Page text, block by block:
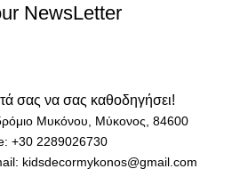
NewsLetter
σας να σας καθοδηγήσει!
Μυκόνου, Μύκονος, 84600
+30 2289026730
kidsdecormykonos@gmail.com